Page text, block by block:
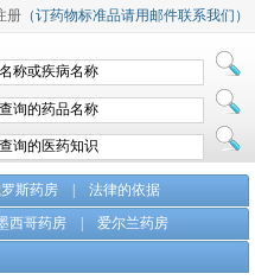
册 （订药物标准品请用邮件联系我们）
斯药房
法律的依据
西哥药房
爱尔兰药房